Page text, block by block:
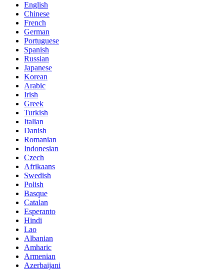
English
Chinese
French
German
Portuguese
Spanish
Russian
Japanese
Korean
Arabic
Irish
Greek
Turkish
Italian
Danish
Romanian
Indonesian
Czech
Afrikaans
Swedish
Polish
Basque
Catalan
Esperanto
Hindi
Lao
Albanian
Amharic
Armenian
Azerbaijani